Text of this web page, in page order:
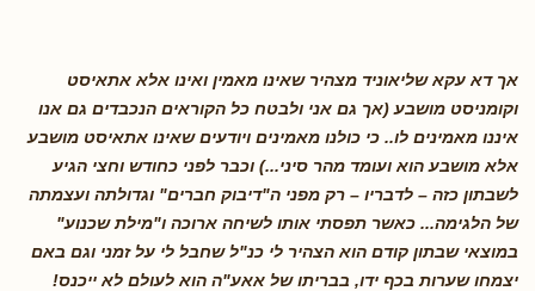
אך דא עקא שליאוניד מצהיר שאינו מאמין ואינו אלא אתאיסט
וקומניסט מושבע (אך גם אני ולבטח כל הקוראים הנכבדים גם אנו
איננו מאמינים לו.. כי כולנו מאמינים ויודעים שאינו אתאיסט מושבע
אלא מושבע הוא ועומד מהר סיני...) וכבר לפני כחודש וחצי הגיע
לשבתון כזה – לדבריו – רק מפני ה"דיבוק חברים" וגדולתה ועצמתה
של הלגימה... כאשר תפסתי אותו לשיחה ארוכה ו"מילת שכנוע"
במוצאי שבתון קודם הוא הצהיר לי כנ"ל שחבל לי על זמני וגם באם
יצמחו שערות בכף ידו, בבריתו של אאע"ה הוא לעולם לא ייכנס!